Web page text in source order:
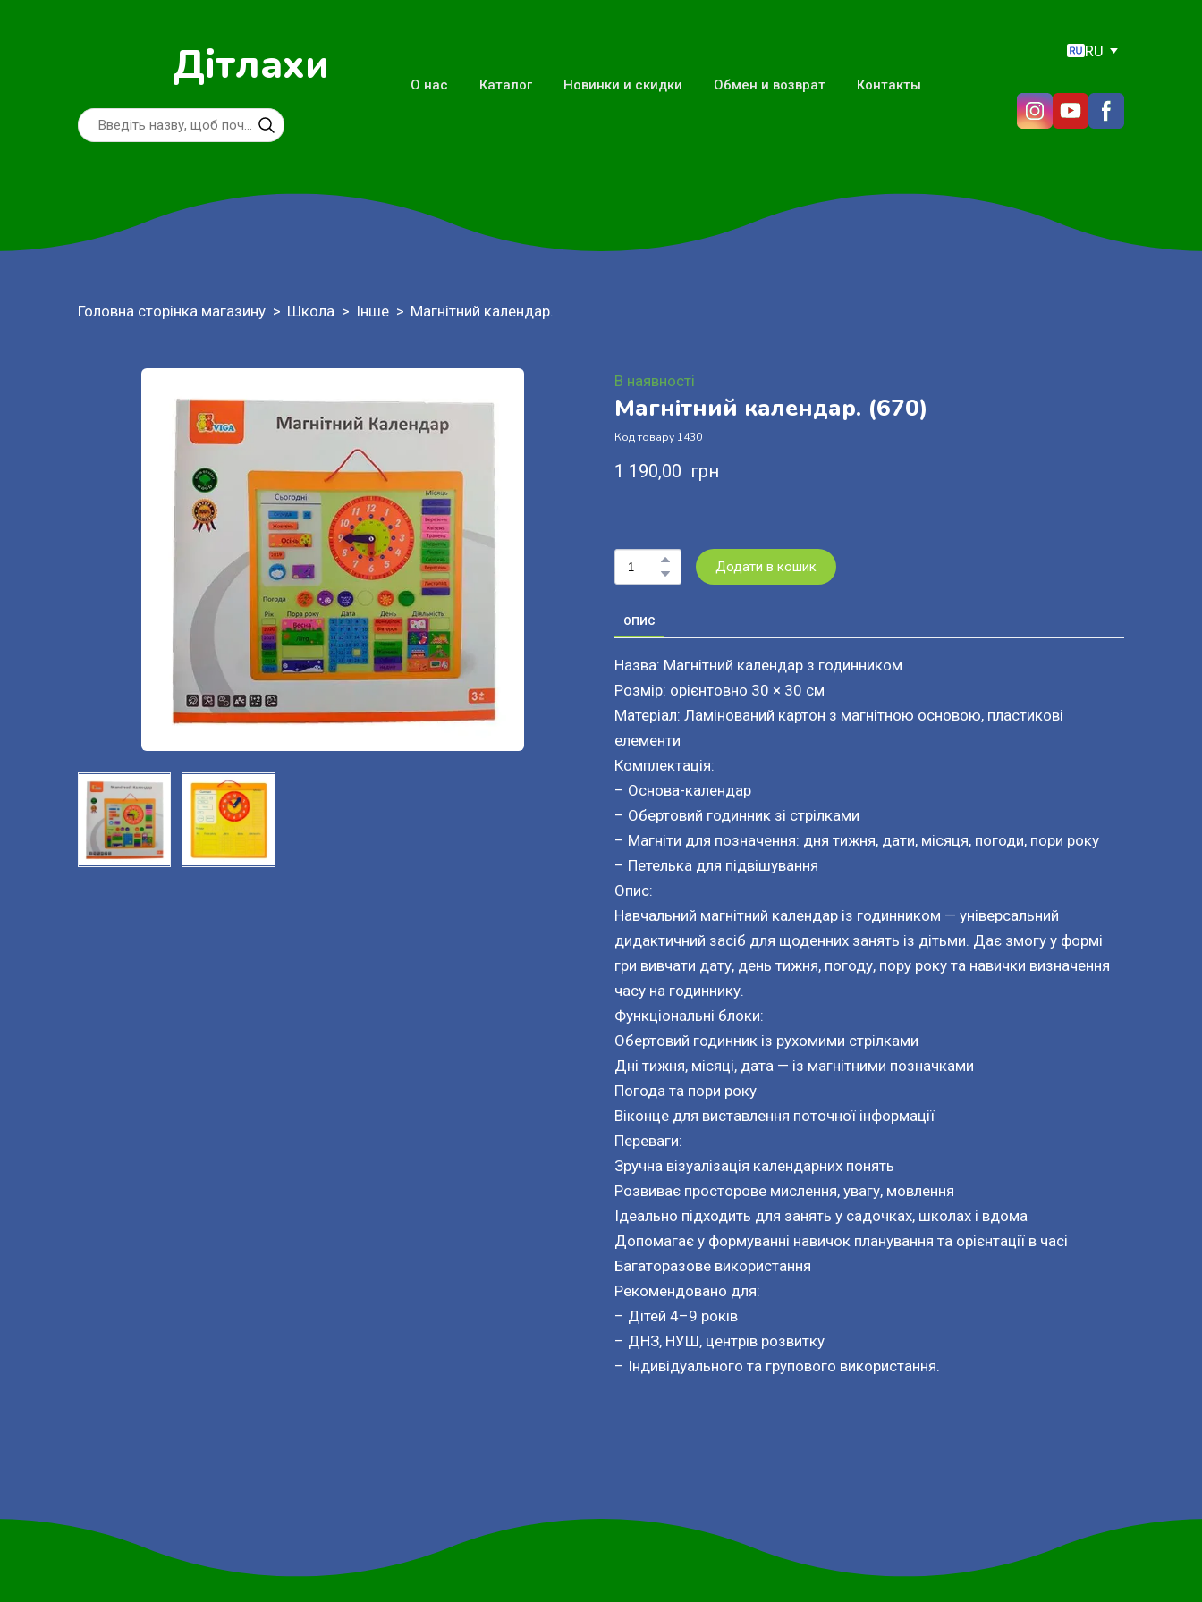
Дітлахи О нас Каталог Новинки и скидки Обмен и возврат Контакты
RU
Головна сторінка магазину Школа Інше Магнітний календар.
В наявності
Магнітний календар. (670)
Код товару 1430
1 190,00  грн
Додати в кошик
ОПИС
Назва: Магнітний календар з годинником
Розмір: орієнтовно 30 × 30 см
Матеріал: Ламінований картон з магнітною основою, пластикові
елементи
Комплектація:
– Основа-календар
– Обертовий годинник зі стрілками
– Магніти для позначення: дня тижня, дати, місяця, погоди, пори року
– Петелька для підвішування
Опис:
Навчальний магнітний календар із годинником — універсальний
дидактичний засіб для щоденних занять із дітьми. Дає змогу у формі
гри вивчати дату, день тижня, погоду, пору року та навички визначення
часу на годиннику.
Функціональні блоки:
Обертовий годинник із рухомими стрілками
Дні тижня, місяці, дата — із магнітними позначками
Погода та пори року
Віконце для виставлення поточної інформації
Переваги:
Зручна візуалізація календарних понять
Розвиває просторове мислення, увагу, мовлення
Ідеально підходить для занять у садочках, школах і вдома
Допомагає у формуванні навичок планування та орієнтації в часі
Багаторазове використання
Рекомендовано для:
– Дітей 4–9 років
– ДНЗ, НУШ, центрів розвитку
– Індивідуального та групового використання.